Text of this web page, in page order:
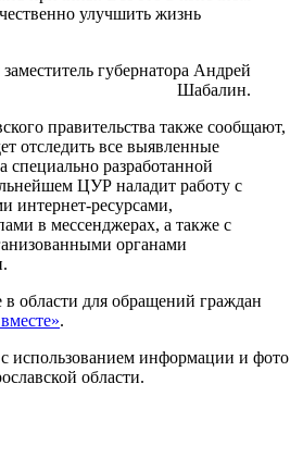
улучшить жизнь
губернатора Андрей
Шабалин.
правительства также сообщают,
отследить все выявленные
разработанной
ЦУР наладит работу с
интернет-ресурсами,
в мессенджерах, а также с
органами
области для обращений граждан
.
использованием информации и фото
области.